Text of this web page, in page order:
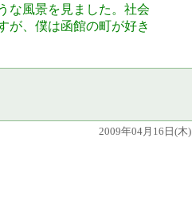
な風景を見ました。社会
が、僕は函館の町が好き
2009年04月16日(木)